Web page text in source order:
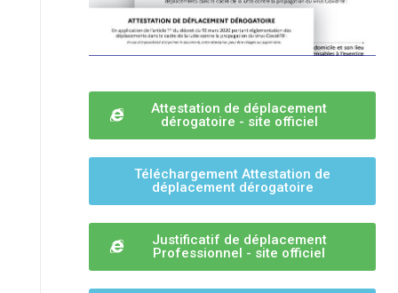
Attestation de déplacement
dérogatoire - site officiel
Téléchargement Attestation de
déplacement dérogatoire
Justificatif de déplacement
Professionnel - site officiel